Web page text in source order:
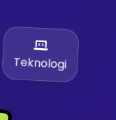
Teknologi